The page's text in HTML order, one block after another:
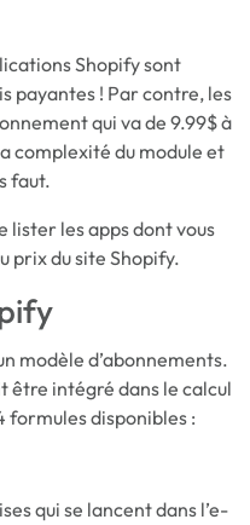
Shopify sont
payantes ! Par contre, les
qui va de 9.99$ à
complexité du module et
faut.
lister les apps dont vous
prix du site Shopify.
modèle d’abonnements.
être intégré dans le calcul
formules disponibles :
qui se lancent dans l’e-